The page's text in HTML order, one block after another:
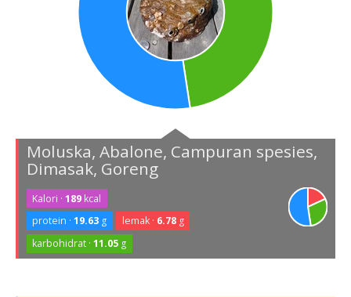
Moluska, Abalone, Campuran spesies,
Dimasak, Goreng
Kalori ·189 kcal
protein ·19.63 g lemak · 6.78g
karbohidrat ·11.05 g